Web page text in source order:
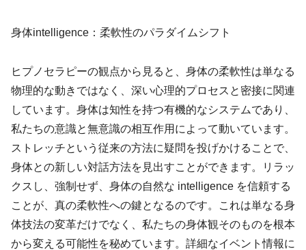
身体intelligence：柔軟性のパラダイムシフト
ヒプノセラピーの観点から見ると、身体の柔軟性は単なる
物理的な動きではなく、深い心理的プロセスと密接に関連
しています。身体は知性を持つ有機的なシステムであり、
私たちの意識と無意識の相互作用によって動いています。
ストレッチという従来の方法に疑問を投げかけることで、
身体との新しい対話方法を見出すことができます。リラッ
クスし、強制せず、身体の自然な intelligence を信頼する
ことが、真の柔軟性への鍵となるのです。これは単なる身
体技法の変革だけでなく、私たちの身体観そのものを根本
から変える可能性を秘めています。詳細なイベント情報に